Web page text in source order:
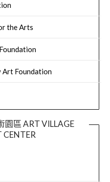
the Arts
Art Foundation
園區 ART VILLAGE
CENTER